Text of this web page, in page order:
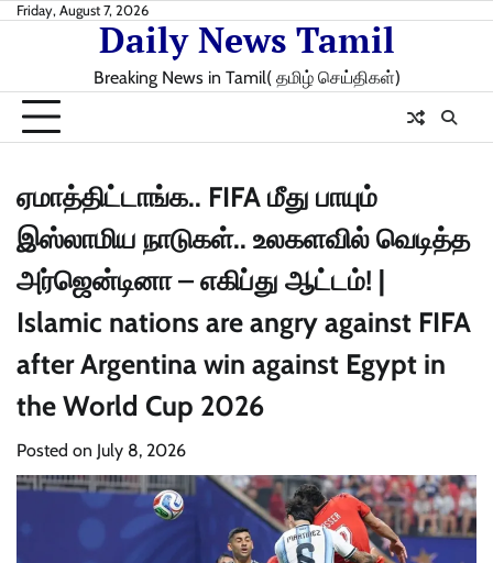
SkipFriday, August 7, 2026
Daily News Tamil
Breaking News in Tamil( தமிழ் செய்திகள்)
ஏமாத்திட்டாங்க.. FIFA மீது பாயும்
இஸ்லாமிய நாடுகள்.. உலகளவில் வெடித்த
அர்ஜென்டினா – எகிப்து ஆட்டம்! |
Islamic nations are angry against FIFA
after Argentina win against Egypt in
the World Cup 2026
Posted on July 8, 2026